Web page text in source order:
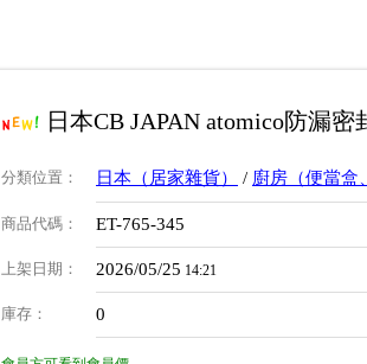
日本CB JAPAN atomico防漏密
分類位置 ： 日本（居家雜貨） / 廚房（便當盒
商品代碼 ： ET-765-345
上架日期 ： 2026/05/25 14:21
庫存 ： 0